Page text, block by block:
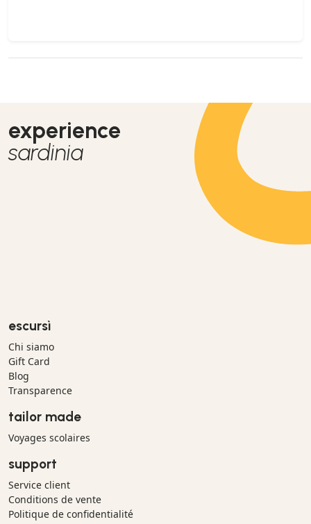
experience
sardinia
escursì
Chi siamo
Gift Card
Blog
Transparence
tailor made
Voyages scolaires
support
Service client
Conditions de vente
Politique de confidentialité